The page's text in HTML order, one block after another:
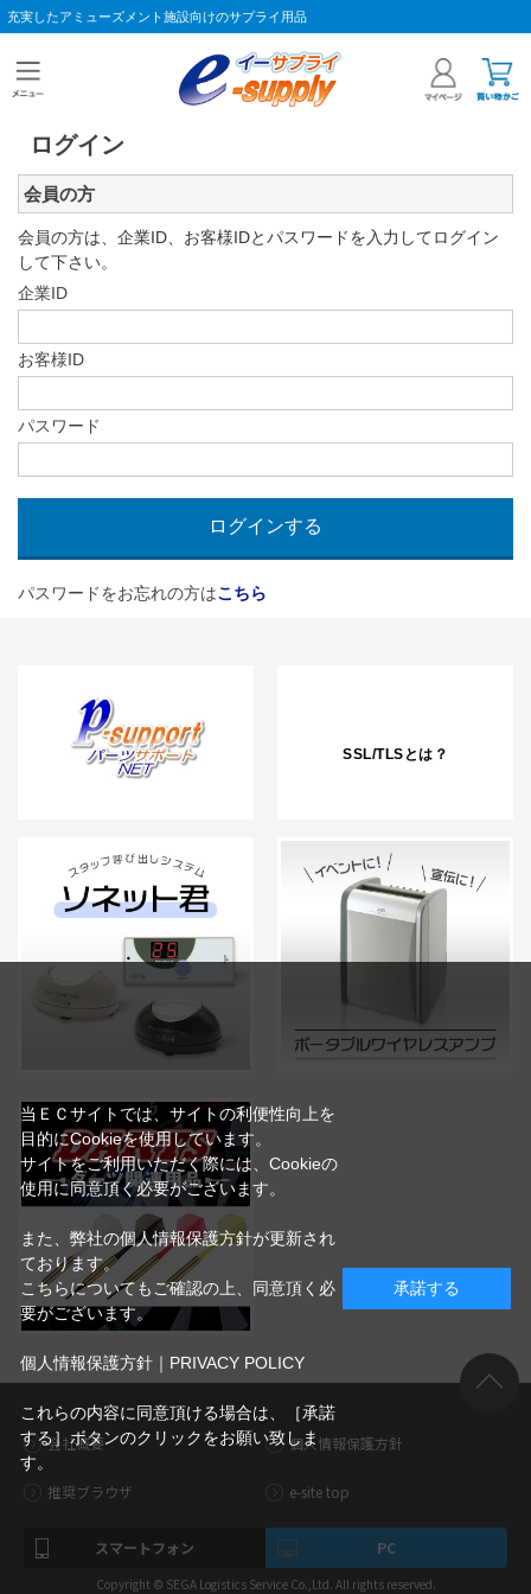
充実したアミューズメント施設向けのサプライ用品
ログイン
会員の方
会員の方は、企業ID、お客様IDとパスワードを入力してログイン
して下さい。
企業ID
お客様ID
パスワード
パスワードをお忘れの方はこちら
SSL/TLSとは？
会社概要 個人情報保護方針
推奨ブラウザ e-site top
スマートフォン PC
Copyright © SEGA Logistics Service Co.,Ltd. All rights reserved.
当ＥＣサイトでは、サイトの利便性向上を
目的にCookieを使用しています。
サイトをご利用いただく際には、Cookieの
使用に同意頂く必要がございます。
また、弊社の個人情報保護方針が更新され
ております。
こちらについてもご確認の上、同意頂く必
要がございます。
個人情報保護方針｜PRIVACY POLICY
これらの内容に同意頂ける場合は、［承諾
する］ボタンのクリックをお願い致しま
す。
承諾する